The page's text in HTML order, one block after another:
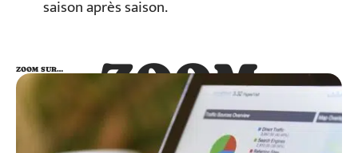
saison après saison.
ZOOM
SUR…
ZOOM SUR…